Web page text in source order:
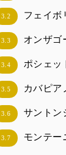
3.2 フェイボ
3.3 オンザゴ
3.4 ポシェッ
3.5 カバピア
3.6 サントン
3.7 モンテー